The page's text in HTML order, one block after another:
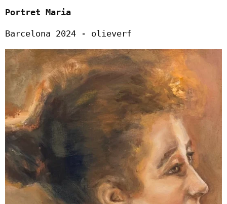
Portret Maria
Barcelona 2024 - olieverf